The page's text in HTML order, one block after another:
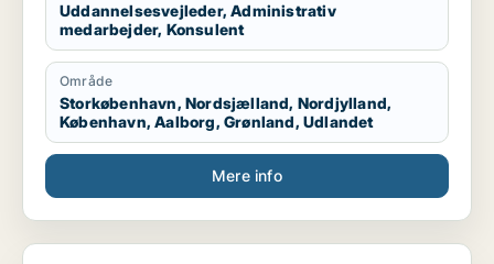
Uddannelsesvejleder, Administrativ
medarbejder, Konsulent
Område
Storkøbenhavn, Nordsjælland, Nordjylland,
København, Aalborg, Grønland, Udlandet
Mere info